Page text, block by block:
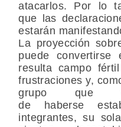
atacarlos. Por lo
que las
estarán
La proyección
puede
resulta campo
frustraciones y,
grupo que
de haberse
integrantes, su